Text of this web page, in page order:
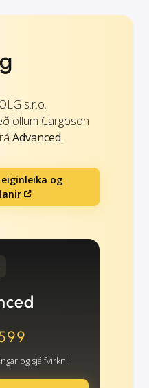
s.r.o.
öllum Cargoson
Advanced.
og
og sjálfvirkni